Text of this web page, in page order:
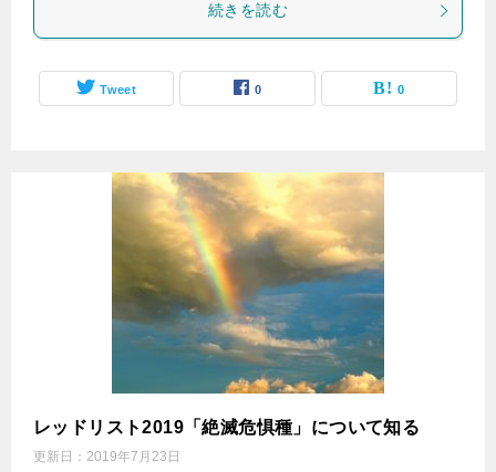
続きを読む
Tweet 0 0
レッドリスト2019「絶滅危惧種」について知る
更新日： 2019年7月23日